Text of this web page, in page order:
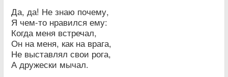
Да, да! Не знаю почему,
Я чем-то нравился ему:
Когда меня встречал,
Он на меня, как на врага,
Не выставлял свои рога,
А дружески мычал.